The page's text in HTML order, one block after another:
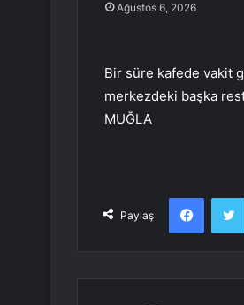
Ağustos 6, 2026
Bir süre kafede vakit
merkezdeki başka
MUĞLA
Paylaş